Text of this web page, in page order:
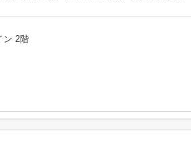
ン 2階